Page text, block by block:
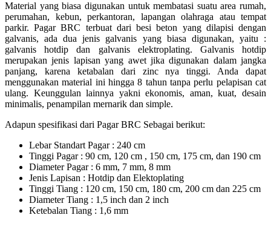
Material yang biasa digunakan untuk membatasi suatu area rumah,
perumahan, kebun, perkantoran, lapangan olahraga atau tempat
parkir. Pagar BRC terbuat dari besi beton yang dilapisi dengan
galvanis, ada dua jenis galvanis yang biasa digunakan, yaitu :
galvanis hotdip dan galvanis elektroplating. Galvanis hotdip
merupakan jenis lapisan yang awet jika digunakan dalam jangka
panjang, karena ketabalan dari zinc nya tinggi. Anda dapat
menggunakan material ini hingga 8 tahun tanpa perlu pelapisan cat
ulang. Keunggulan lainnya yakni ekonomis, aman, kuat, desain
minimalis, penampilan mernarik dan simple.
Adapun spesifikasi dari Pagar BRC Sebagai berikut:
Lebar Standart Pagar : 240 cm
Tinggi Pagar : 90 cm, 120 cm , 150 cm, 175 cm, dan 190 cm
Diameter Pagar : 6 mm, 7 mm, 8 mm
Jenis Lapisan : Hotdip dan Elektoplating
Tinggi Tiang : 120 cm, 150 cm, 180 cm, 200 cm dan 225 cm
Diameter Tiang : 1,5 inch dan 2 inch
Ketebalan Tiang : 1,6 mm